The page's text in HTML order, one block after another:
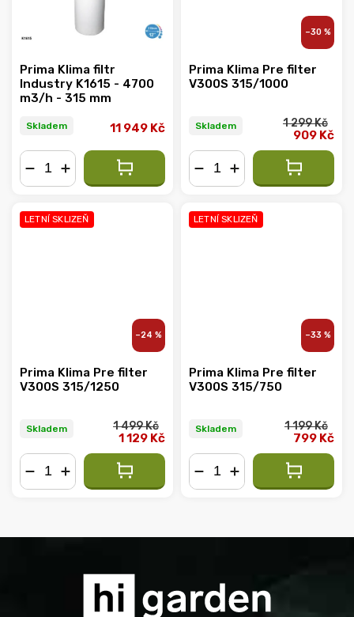
Prima Klima filtr
Industry K1615 - 4700
m3/h - 315 mm
Skladem 11 949 Kč
–30 %
Prima Klima Pre filter
V300S 315/1000
Skladem 1 299 Kč
909 Kč
LETNÍ SKLIZEŇ
–24 %
Prima Klima Pre filter
V300S 315/1250
Skladem 1 499 Kč
1 129 Kč
LETNÍ SKLIZEŇ
–33 %
Prima Klima Pre filter
V300S 315/750
Skladem 1 199 Kč
799 Kč